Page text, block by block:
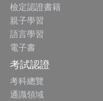
檢定認證書籍
親子學習
語言學習
電子書
考試認證
考科總覽
通識領域